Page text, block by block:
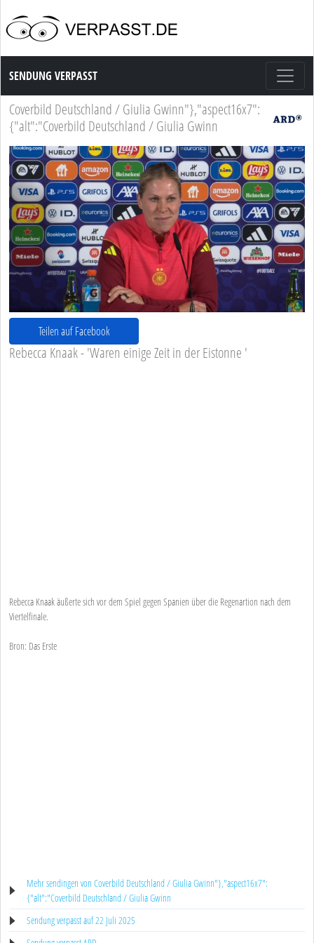
Sendung Verpasst
SENDUNG VERPASST
Coverbild Deutschland / Giulia Gwinn"},"aspect16x7":
{"alt":"Coverbild Deutschland / Giulia Gwinn
Teilen auf Facebook
Rebecca Knaak - 'Waren einige Zeit in der Eistonne '
Rebecca Knaak äußerte sich vor dem Spiel gegen Spanien über die Regenartion nach dem
Viertelfinale.
Bron: Das Erste
Mehr sendingen von Coverbild Deutschland / Giulia Gwinn"},"aspect16x7":
{"alt":"Coverbild Deutschland / Giulia Gwinn
Sendung verpasst auf 22 Juli 2025